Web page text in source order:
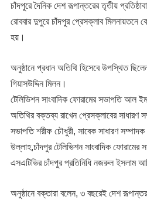
চাঁদপুরে দৈনিক দেশ রূপান্তরের তৃতীয়
রোববার দুপুরে চাঁদপুর প্রেসক্লাব মিলনায়তনে
হয়।
অনুষ্ঠানে প্রধান অতিথি হিসেবে উপস্থিত
গিয়াসউদ্দিন মিলন।
টেলিভিশন সাংবাদিক ফোরামের সভাপতি আল
অতিথির বক্তব্য রাখেন প্রেসক্লাবের সাধারণ
সভাপতি শরীফ চৌধুরী, সাবেক সাধারণ
উল্লাহ,চাঁদপুর টেলিভিশন সাংবাদিক ফোরামের
এসএটিভির চাঁদপুর প্রতিনিধি নজরুল ইসলাম
অনুষ্ঠানে বক্তারা বলেন, ৩ বছরেই দেশ